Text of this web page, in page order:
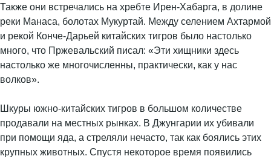
Также они встречались на хребте Ирен-Хабарга, в долине
реки Манаса, болотах Мукуртай. Между селением Ахтармой
и рекой Конче-Дарьей китайских тигров было настолько
много, что Пржевальский писал: «Эти хищники здесь
настолько же многочисленны, практически, как у нас
волков».
Шкуры южно-китайских тигров в большом количестве
продавали на местных рынках. В Джунгарии их убивали
при помощи яда, а стреляли нечасто, так как боялись этих
крупных животных. Спустя некоторое время появились